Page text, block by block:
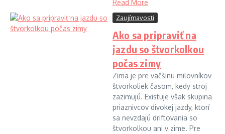
Read More
Zaujímavosti
Ako sa pripraviť na
jazdu so štvorkolkou
počas zimy
Zima je pre väčšinu milovníkov
štvorkoliek časom, kedy stroj
zazimujú. Existuje však skupina
priaznivcov divokej jazdy, ktorí
sa nevzdajú driftovania so
štvorkolkou ani v zime. Pre